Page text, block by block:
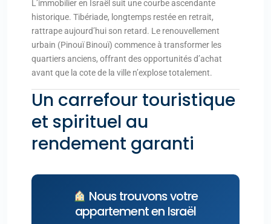
L’immobilier en Israël suit une courbe ascendante
historique. Tibériade, longtemps restée en retrait,
rattrape aujourd’hui son retard. Le renouvellement
urbain (Pinouï Binouï) commence à transformer les
quartiers anciens, offrant des opportunités d’achat
avant que la cote de la ville n’explose totalement.
Un carrefour touristique
et spirituel au
rendement garanti
Nous trouvons votre
appartement en Israël